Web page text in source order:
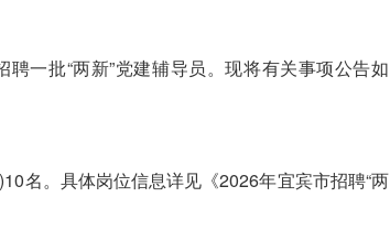
一批“两新”党建辅导员。现将有关事项公告如
名。具体岗位信息详见《2026年宜宾市招聘“两